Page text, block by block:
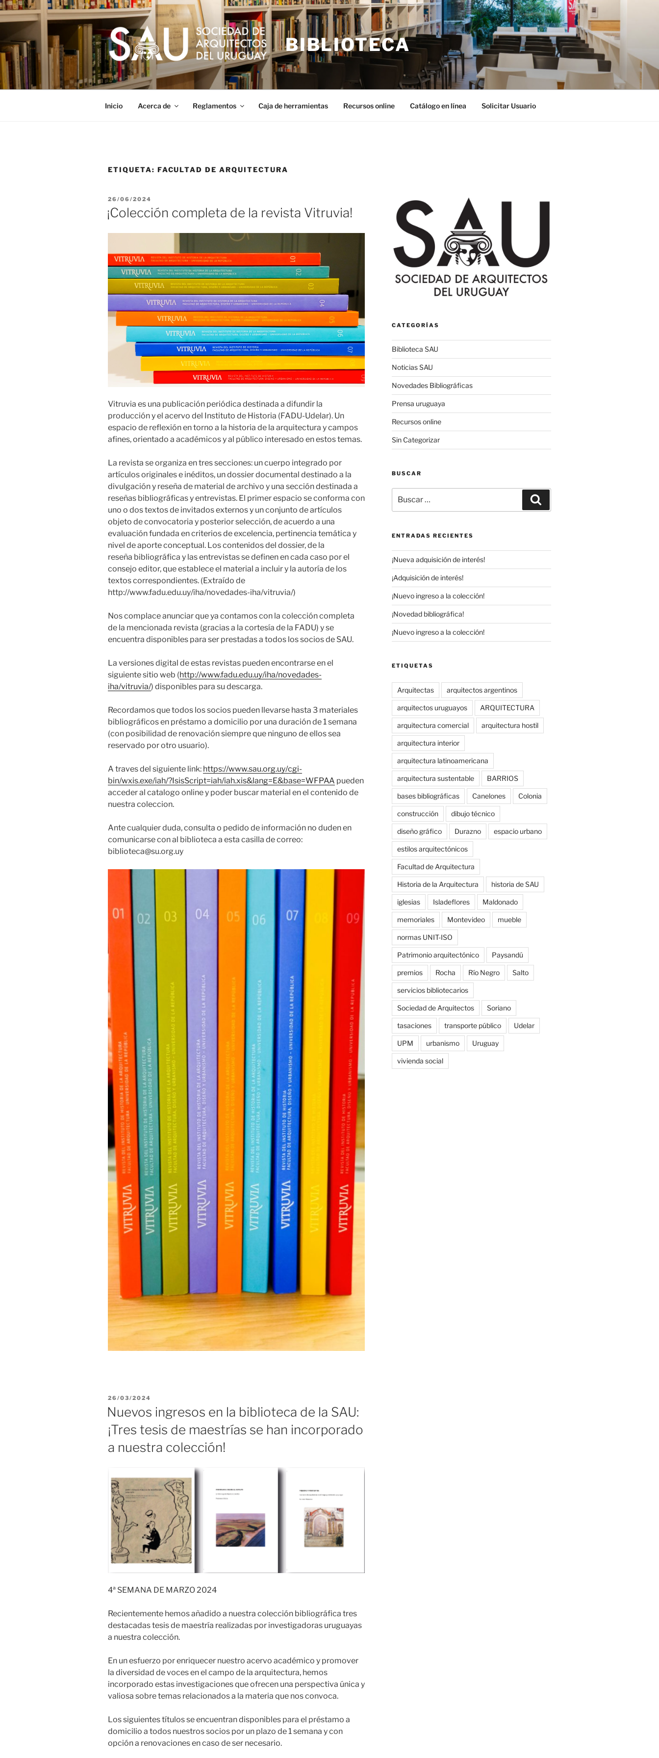
Saltar
al
contenido
BIBLIOTECA
Inicio Acerca de Reglamentos Caja de herramientas Recursos online Catálogo en línea Solicitar Usuario
ETIQUETA: FACULTAD DE ARQUITECTURA
PUBLICADO
EL
26/06/2024
¡Colección completa de la revista Vitruvia!
Vitruvia es una publicación periódica destinada a difundir la
producción y el acervo del Instituto de Historia (FADU-Udelar). Un
espacio de reflexión en torno a la historia de la arquitectura y campos
afines, orientado a académicos y al público interesado en estos temas.
La revista se organiza en tres secciones: un cuerpo integrado por
artículos originales e inéditos, un dossier documental destinado a la
divulgación y reseña de material de archivo y una sección destinada a
reseñas bibliográficas y entrevistas. El primer espacio se conforma con
uno o dos textos de invitados externos y un conjunto de artículos
objeto de convocatoria y posterior selección, de acuerdo a una
evaluación fundada en criterios de excelencia, pertinencia temática y
nivel de aporte conceptual. Los contenidos del dossier, de la
reseña bibliográfica y las entrevistas se definen en cada caso por el
consejo editor, que establece el material a incluir y la autoría de los
textos correspondientes. (Extraído de
http://www.fadu.edu.uy/iha/novedades-iha/vitruvia/)
Nos complace anunciar que ya contamos con la colección completa
de la mencionada revista (gracias a la cortesía de la FADU) y se
encuentra disponibles para ser prestadas a todos los socios de SAU.
La versiones digital de estas revistas pueden encontrarse en el
siguiente sitio web (http://www.fadu.edu.uy/iha/novedades-
iha/vitruvia/) disponibles para su descarga.
Recordamos que todos los socios pueden llevarse hasta 3 materiales
bibliográficos en préstamo a domicilio por una duración de 1 semana
(con posibilidad de renovación siempre que ninguno de ellos sea
reservado por otro usuario).
A traves del siguiente link: https://www.sau.org.uy/cgi-
bin/wxis.exe/iah/?IsisScript=iah/iah.xis&lang=E&base=WFPAA pueden
acceder al catalogo online y poder buscar material en el contenido de
nuestra coleccion.
Ante cualquier duda, consulta o pedido de información no duden en
comunicarse con al biblioteca a esta casilla de correo:
biblioteca@su.org.uy
PUBLICADO
EL
26/03/2024
Nuevos ingresos en la biblioteca de la SAU:
¡Tres tesis de maestrías se han incorporado
a nuestra colección!
4ª SEMANA DE MARZO 2024
Recientemente hemos añadido a nuestra colección bibliográfica tres
destacadas tesis de maestría realizadas por investigadoras uruguayas
a nuestra colección.
En un esfuerzo por enriquecer nuestro acervo académico y promover
la diversidad de voces en el campo de la arquitectura, hemos
incorporado estas investigaciones que ofrecen una perspectiva única y
valiosa sobre temas relacionados a la materia que nos convoca.
Los siguientes títulos se encuentran disponibles para el préstamo a
domicilio a todos nuestros socios por un plazo de 1 semana y con
opción a renovaciones en caso de ser necesario.
CATEGORÍAS
Biblioteca SAU
Noticias SAU
Novedades Bibliográficas
Prensa uruguaya
Recursos online
Sin Categorizar
BUSCAR
por:
ENTRADAS RECIENTES
¡Nueva adquisición de interés!
¡Adquisición de interés!
¡Nuevo ingreso a la colección!
¡Novedad bibliográfica!
¡Nuevo ingreso a la colección!
ETIQUETAS
Arquitectas arquitectos argentinos
arquitectos uruguayos ARQUITECTURA
arquitectura comercial arquitectura hostil
arquitectura interior
arquitectura latinoamericana
arquitectura sustentable BARRIOS
bases bibliográficas Canelones Colonia
construcción dibujo técnico
diseño gráfico Durazno espacio urbano
estilos arquitectónicos
Facultad de Arquitectura
Historia de la Arquitectura historia de SAU
iglesias Isladeflores Maldonado
memoriales Montevideo mueble
normas UNIT-ISO
Patrimonio arquitectónico Paysandú
premios Rocha Río Negro Salto
servicios bibliotecarios
Sociedad de Arquitectos Soriano
tasaciones transporte público Udelar
UPM urbanismo Uruguay
vivienda social